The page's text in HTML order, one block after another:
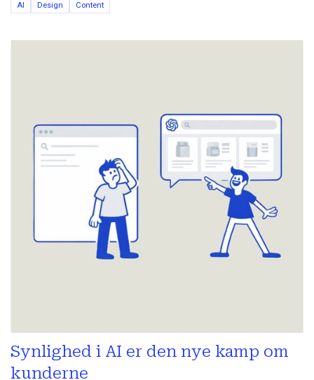
AI Design Content
Synlighed i AI er den nye kamp om
kunderne